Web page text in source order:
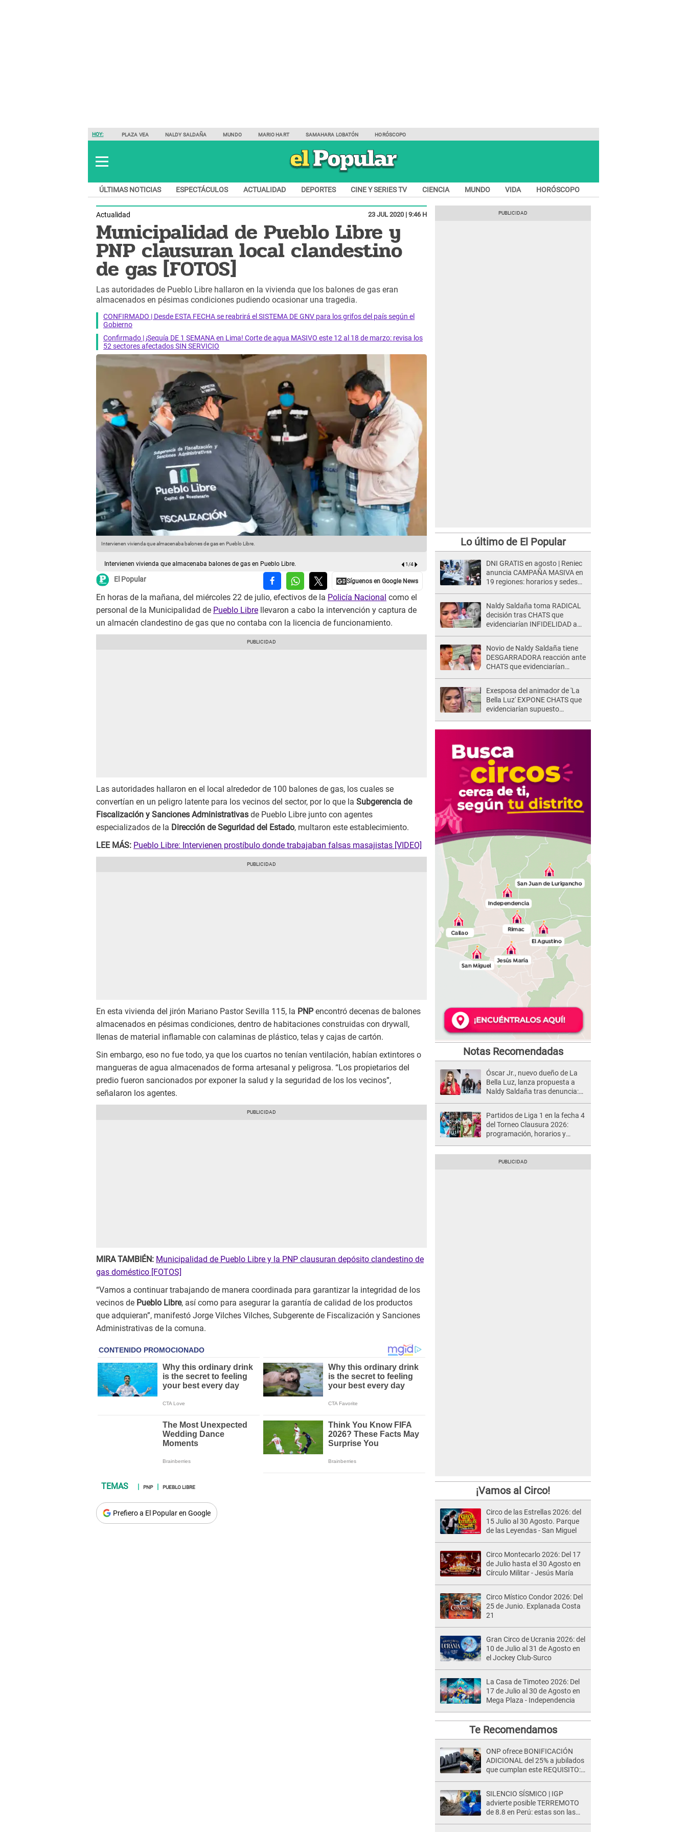
HOY: PLAZA VEA NALDY SALDAÑA MUNDO MARIO HART SAMAHARA LOBATÓN HORÓSCOPO
ÚLTIMAS NOTICIAS ESPECTÁCULOS ACTUALIDAD DEPORTES CINE Y SERIES TV CIENCIA MUNDO VIDA HORÓSCOPO
Actualidad 23 JUL 2020 | 9:46 H
Municipalidad de Pueblo Libre y
PNP clausuran local clandestino
de gas [FOTOS]
Las autoridades de Pueblo Libre hallaron en la vivienda que los balones de gas eran
almacenados en pésimas condiciones pudiendo ocasionar una tragedia.
CONFIRMADO | Desde ESTA FECHA se reabrirá el SISTEMA DE GNV para los grifos del país según el
Gobierno
Confirmado | ¡Sequía DE 1 SEMANA en Lima! Corte de agua MASIVO este 12 al 18 de marzo: revisa los
52 sectores afectados SIN SERVICIO
Intervienen vivienda que almacenaba balones de gas en Pueblo Libre. Intervienen vivienda que almacenaba balones de gas en Pueblo Libre.
Intervienen vivienda que almacenaba balones de gas en Pueblo Libre. 1 /4
El Popular
En horas de la mañana, del miércoles 22 de julio, efectivos de la Policía Nacional como el
personal de la Municipalidad de Pueblo Libre llevaron a cabo la intervención y captura de
un almacén clandestino de gas que no contaba con la licencia de funcionamiento.
Las autoridades hallaron en el local alrededor de 100 balones de gas, los cuales se
convertían en un peligro latente para los vecinos del sector, por lo que la Subgerencia de
Fiscalización y Sanciones Administrativas de Pueblo Libre junto con agentes
especializados de la Dirección de Seguridad del Estado, multaron este establecimiento.
LEE MÁS: Pueblo Libre: Intervienen prostíbulo donde trabajaban falsas masajistas [VIDEO]
En esta vivienda del jirón Mariano Pastor Sevilla 115, la PNPencontró decenas de balones
almacenados en pésimas condiciones, dentro de habitaciones construidas con drywall,
llenas de material inflamable con calaminas de plástico, telas y cajas de cartón.
Sin embargo, eso no fue todo, ya que los cuartos no tenían ventilación, habían extintores o
mangueras de agua almacenados de forma artesanal y peligrosa. “Los propietarios del
predio fueron sancionados por exponer la salud y la seguridad de los los vecinos”,
señalaron los agentes.
MIRA TAMBIÉN: Municipalidad de Pueblo Libre y la PNP clausuran depósito clandestino de
gas doméstico [FOTOS]
“Vamos a continuar trabajando de manera coordinada para garantizar la integridad de los
vecinos de Pueblo Libre, así como para asegurar la garantía de calidad de los productos
que adquieran”, manifestó Jorge Vilches Vilches, Subgerente de Fiscalización y Sanciones
Administrativas de la comuna.
PNP PUEBLO LIBRE
Prefiero a El Popular en Google
Lo último de El Popular
DNI GRATIS en agosto | Reniec
anuncia CAMPAÑA MASIVA en
19 regiones: horarios y sedes
Naldy Saldaña toma RADICAL
decisión tras CHATS que
evidenciarían INFIDELIDAD a
Novio de Naldy Saldaña tiene
DESGARRADORA reacción ante
CHATS que evidenciarían
Exesposa del animador de 'La
Bella Luz' EXPONE CHATS que
evidenciarían supuesto
Notas Recomendadas
Óscar Jr., nuevo dueño de La
Bella Luz, lanza propuesta a
Naldy Saldaña tras denuncia:
Partidos de Liga 1 en la fecha 4
del Torneo Clausura 2026:
programación, horarios y
¡Vamos al Circo!
Circo de las Estrellas 2026: del
15 Julio al 30 Agosto. Parque
de las Leyendas - San Miguel
Circo Montecarlo 2026: Del 17
de Julio hasta el 30 Agosto en
Círculo Militar - Jesús María
Circo Místico Condor 2026: Del
25 de Junio. Explanada Costa
21
Gran Circo de Ucrania 2026: del
10 de Julio al 31 de Agosto en
el Jockey Club-Surco
La Casa de Timoteo 2026: Del
17 de Julio al 30 de Agosto en
Mega Plaza - Independencia
Te Recomendamos
ONP ofrece BONIFICACIÓN
ADICIONAL del 25% a jubilados
que cumplan este REQUISITO:
SILENCIO SÍSMICO | IGP
advierte posible TERREMOTO
de 8.8 en Perú: estas son las